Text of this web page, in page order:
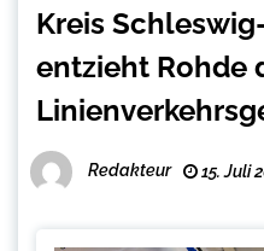
Kreis
entzieht Rohde
Redakteur 15. Juli